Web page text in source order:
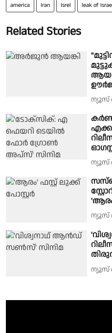
america Iran Isrel leak of
Related Stories